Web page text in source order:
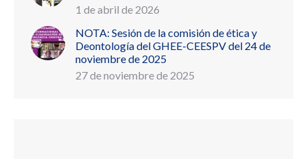
1 de abril de 2026
NOTA: Sesión de la comisión de ética y
Deontología del GHEE-CEESPV del 24 de
noviembre de 2025
27 de noviembre de 2025